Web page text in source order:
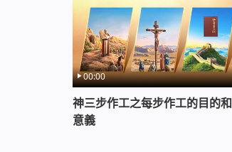
00:00
神三步作工之每步作工的目的和
意義